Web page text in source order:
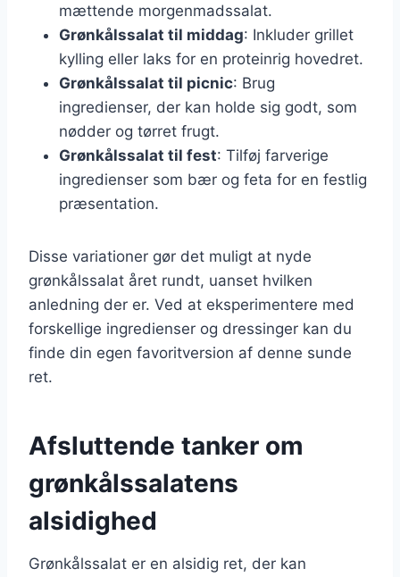
mættende morgenmadssalat.
Grønkålssalat til middag: Inkluder grillet
kylling eller laks for en proteinrig hovedret.
Grønkålssalat til picnic: Brug
ingredienser, der kan holde sig godt, som
nødder og tørret frugt.
Grønkålssalat til fest: Tilføj farverige
ingredienser som bær og feta for en festlig
præsentation.
Disse variationer gør det muligt at nyde
grønkålssalat året rundt, uanset hvilken
anledning der er. Ved at eksperimentere med
forskellige ingredienser og dressinger kan du
finde din egen favoritversion af denne sunde
ret.
Afsluttende tanker om
grønkålssalatens
alsidighed
Grønkålssalat er en alsidig ret, der kan